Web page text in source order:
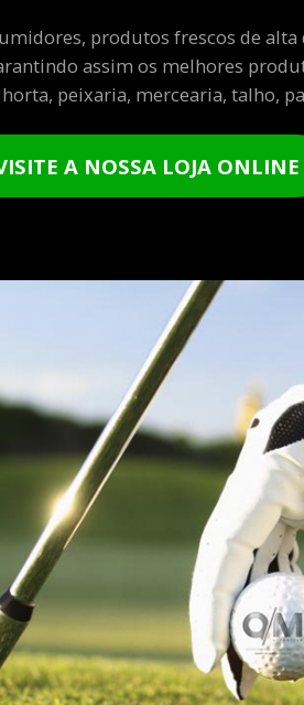
produtos frescos de
assim os melhores
peixaria, mercearia, talho,
A NOSSA LOJA ONLINE